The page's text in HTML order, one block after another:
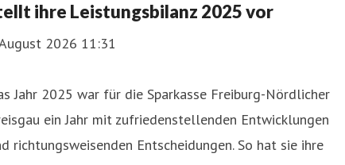
ihre Leistungsbilanz 2025 vor
2026 11:31
Jahr 2025 war für die Sparkasse Freiburg-Nördlicher
ein Jahr mit zufriedenstellenden Entwicklungen
richtungsweisenden Entscheidungen. So hat sie ihre